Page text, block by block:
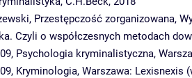
Przestępczość zorganizowana,
Czyli o współczesnych metodach
Psychologia kryminalistyczna,
Kryminologia, Warszawa: Lexisnexis